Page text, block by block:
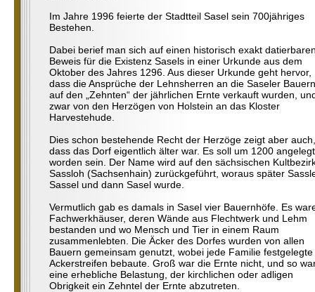
Im Jahre 1996 feierte der Stadtteil Sasel sein 700jähriges
Bestehen.
Dabei berief man sich auf einen historisch exakt
Beweis für die Existenz Sasels in einer Urkunde aus dem
Oktober des Jahres 1296. Aus dieser Urkunde geht hervor,
dass die Ansprüche der Lehnsherren an die Saseler Bauern
auf den „Zehnten“ der jährlichen Ernte verkauft wurden,
zwar von den Herzögen von Holstein an das Kloster
Harvestehude.
Dies schon bestehende Recht der Herzöge zeigt aber auch,
dass das Dorf eigentlich älter war. Es soll um 1200 angelegt
worden sein. Der Name wird auf den sächsischen
Sassloh (Sachsenhain) zurückgeführt, woraus später
Sassel und dann Sasel wurde.
Vermutlich gab es damals in Sasel vier Bauernhöfe. Es
Fachwerkhäuser, deren Wände aus Flechtwerk und Lehm
bestanden und wo Mensch und Tier in einem Raum
zusammenlebten. Die Äcker des Dorfes wurden von allen
Bauern gemeinsam genutzt, wobei jede Familie festgelegte
Ackerstreifen bebaute. Groß war die Ernte nicht, und so
eine erhebliche Belastung, der kirchlichen oder adligen
Obrigkeit ein Zehntel der Ernte abzutreten.